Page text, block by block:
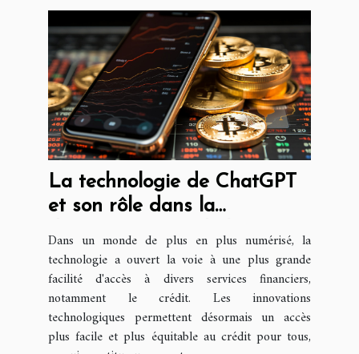
La technologie de ChatGPT
et son rôle dans la
crédit
Dans un monde de plus en plus numérisé, la
technologie a ouvert la voie à une plus grande
facilité d'accès à divers services financiers,
notamment le crédit. Les innovations
technologiques permettent désormais un accès
plus facile et plus équitable au crédit pour tous,